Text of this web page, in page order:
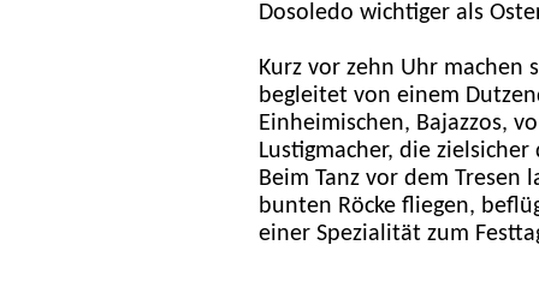
Dosoledo wichtiger als
Kurz vor zehn Uhr machen
begleitet von einem
Einheimischen, Bajazzos,
Lustigmacher, die
Beim Tanz vor dem Tresen
bunten Röcke fliegen,
einer Spezialität zum